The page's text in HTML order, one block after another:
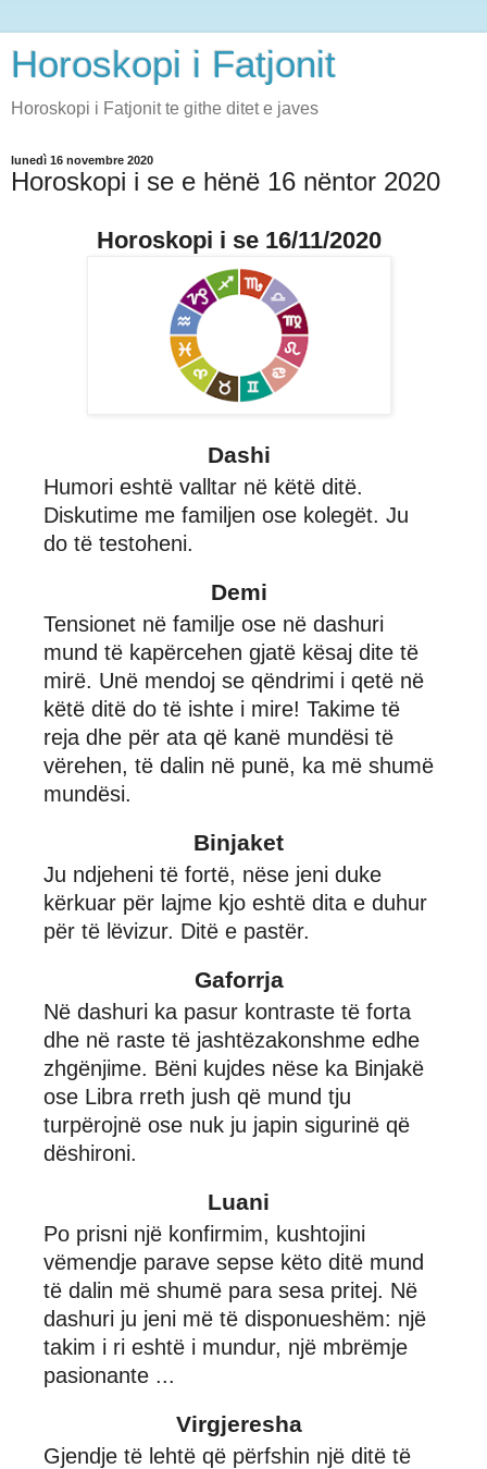
Horoskopi i Fatjonit
Horoskopi i Fatjonit te githe ditet e javes
lunedì 16 novembre 2020
Horoskopi i se e hënë 16 nëntor 2020
Horoskopi i se 16/11/2020
Dashi
Humori eshtë valltar në këtë ditë.
Diskutime me familjen ose kolegët. Ju
do të testoheni.
Demi
Tensionet në familje ose në dashuri
mund të kapërcehen gjatë kësaj dite të
mirë. Unë mendoj se qëndrimi i qetë në
këtë ditë do të ishte i mire! Takime të
reja dhe për ata që kanë mundësi të
vërehen, të dalin në punë, ka më shumë
mundësi.
Binjaket
Ju ndjeheni të fortë, nëse jeni duke
kërkuar për lajme kjo eshtë dita e duhur
për të lëvizur. Ditë e pastër.
Gaforrja
Në dashuri ka pasur kontraste të forta
dhe në raste të jashtëzakonshme edhe
zhgënjime. Bëni kujdes nëse ka Binjakë
ose Libra rreth jush që mund tju
turpërojnë ose nuk ju japin sigurinë që
dëshironi.
Luani
Po prisni një konfirmim, kushtojini
vëmendje parave sepse këto ditë mund
të dalin më shumë para sesa pritej. Në
dashuri ju jeni më të disponueshëm: një
takim i ri eshtë i mundur, një mbrëmje
pasionante ...
Virgjeresha
Gjendje të lehtë që përfshin një ditë të